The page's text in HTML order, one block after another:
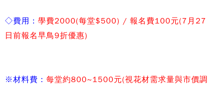
◇費用： 學費2000(每堂$500) / 報名費100元(7月27
日前報名早鳥9折優惠)
※材料費： 每堂約800~1500元(視花材需求量與市價調